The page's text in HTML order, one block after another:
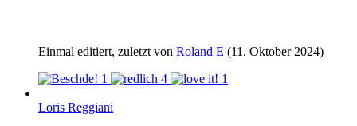
Einmal editiert, zuletzt von Roland E (11. Oktober 2024)
1
4 1
Loris Reggiani